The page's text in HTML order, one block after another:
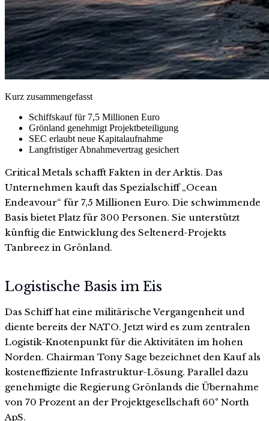
Kurz zusammengefasst
Schiffskauf für 7,5 Millionen Euro
Grönland genehmigt Projektbeteiligung
SEC erlaubt neue Kapitalaufnahme
Langfristiger Abnahmevertrag gesichert
Critical Metals schafft Fakten in der Arktis. Das
Unternehmen kauft das Spezialschiff „Ocean
Endeavour“ für 7,5 Millionen Euro. Die schwimmende
Basis bietet Platz für 300 Personen. Sie unterstützt
künftig die Entwicklung des Seltenerd-Projekts
Tanbreez in Grönland.
Logistische Basis im Eis
Das Schiff hat eine militärische Vergangenheit und
diente bereits der NATO. Jetzt wird es zum zentralen
Logistik-Knotenpunkt für die Aktivitäten im hohen
Norden. Chairman Tony Sage bezeichnet den Kauf als
kosteneffiziente Infrastruktur-Lösung. Parallel dazu
genehmigte die Regierung Grönlands die Übernahme
von 70 Prozent an der Projektgesellschaft 60° North
ApS.